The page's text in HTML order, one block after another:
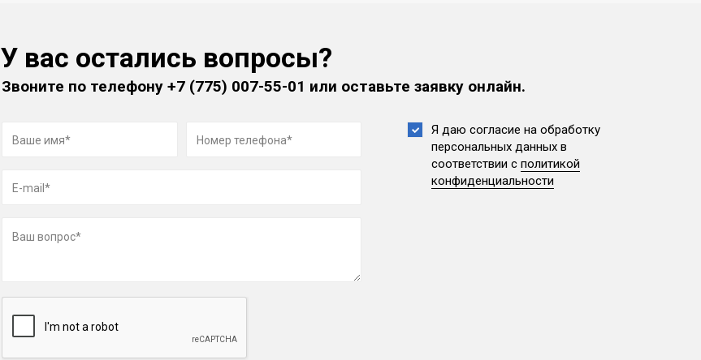
У вас остались вопросы?
Звоните по телефону+7 (775) 007-55-01 или оставьте заявку онлайн.
Я даю согласие на обработку
персональных данных в
соответствии с политикой
конфиденциальности